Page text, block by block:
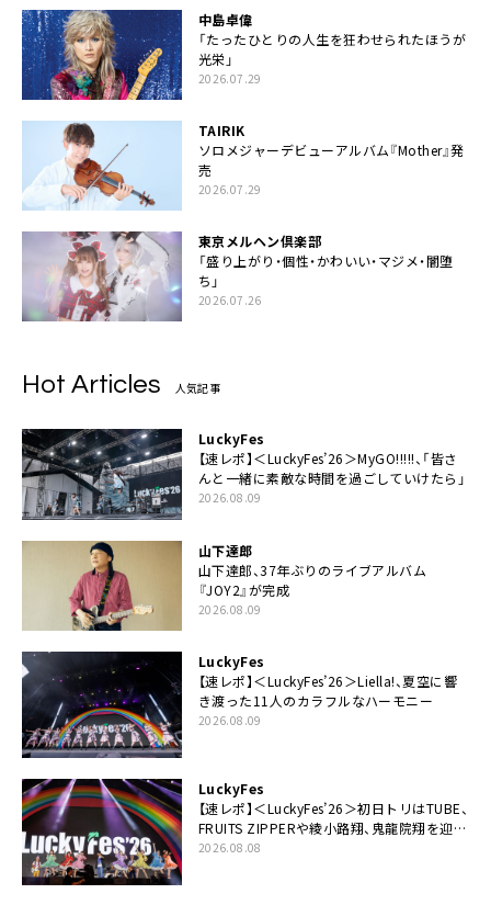
中島卓偉
「たったひとりの人生を狂わせられたほうが
光栄」
2026.07.29
TAIRIK
ソロメジャーデビューアルバム『Mother』発
売
2026.07.29
東京メルヘン倶楽部
「盛り上がり・個性・かわいい・マジメ・闇堕
ち」
2026.07.26
Hot Articles 人気記事
LuckyFes
【速レポ】＜LuckyFes’26＞MyGO!!!!!、「皆さ
んと一緒に素敵な時間を過ごしていけたら」
2026.08.09
山下達郎
山下達郎、37年ぶりのライブアルバム
『JOY2』が完成
2026.08.09
LuckyFes
【速レポ】＜LuckyFes’26＞Liella!、夏空に響
き渡った11人のカラフルなハーモニー
2026.08.09
LuckyFes
【速レポ】＜LuckyFes’26＞初日トリはTUBE、
FRUITS ZIPPERや綾小路翔、鬼龍院翔を迎え
た豪華コラボも「知ってたらぜひ一緒に歌っ
2026.08.08